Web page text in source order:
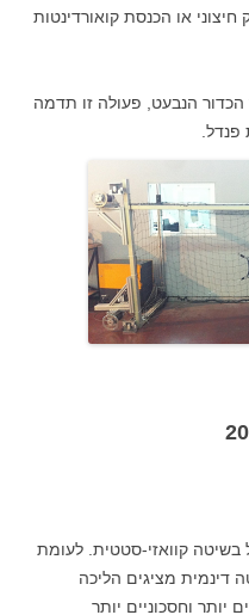
או הכנסת קואורדינטות
הנבעט, פעולה זו תדמה
בשיטה קוואזי-סטטית. לעומת
דינמית מציגים הליכה
וחסכוניים יותר